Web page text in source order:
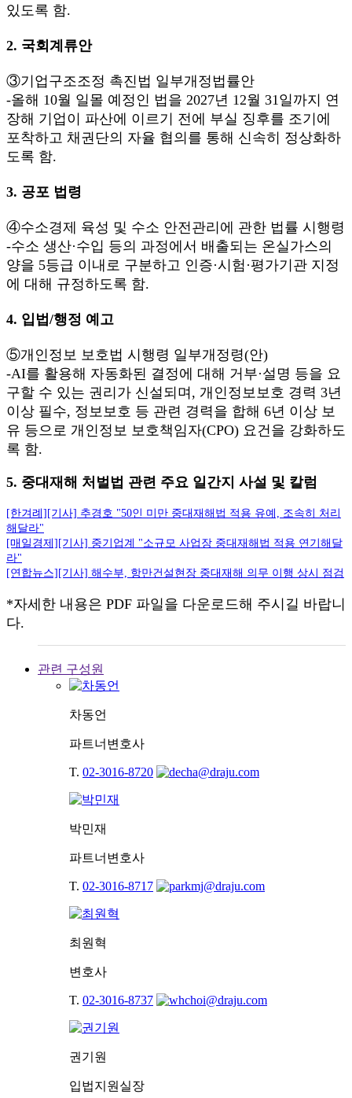
있도록 함.
2. 국회계류안
③기업구조조정 촉진법 일부개정법률안
-올해 10월 일몰 예정인 법을 2027년 12월 31일까지 연
장해 기업이 파산에 이르기 전에 부실 징후를 조기에
포착하고 채권단의 자율 협의를 통해 신속히 정상화하
도록 함.
3. 공포 법령
④수소경제 육성 및 수소 안전관리에 관한 법률 시행령
-수소 생산·수입 등의 과정에서 배출되는 온실가스의
양을 5등급 이내로 구분하고 인증·시험·평가기관 지정
에 대해 규정하도록 함.
4. 입법/행정 예고
⑤개인정보 보호법 시행령 일부개정령(안)
-AI를 활용해 자동화된 결정에 대해 거부·설명 등을 요
구할 수 있는 권리가 신설되며, 개인정보보호 경력 3년
이상 필수, 정보보호 등 관련 경력을 합해 6년 이상 보
유 등으로 개인정보 보호책임자(CPO) 요건을 강화하도
록 함.
5. 중대재해 처벌법 관련 주요 일간지 사설 및 칼럼
[한겨례][기사] 추경호 "50인 미만 중대재해법 적용 유예, 조속히 처리
해달라"
[매일경제][기사] 중기업계 "소규모 사업장 중대재해법 적용 연기해달
라"
[연합뉴스][기사] 해수부, 항만건설현장 중대재해 의무 이행 상시 점검
*자세한 내용은 PDF 파일을 다운로드해 주시길 바랍니
다.
관련 구성원
차동언
파트너변호사
T. 02-3016-8720
박민재
파트너변호사
T. 02-3016-8717
최원혁
변호사
T. 02-3016-8737
권기원
입법지원실장